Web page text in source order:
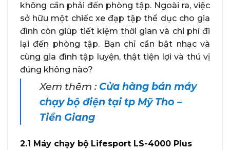
không cần phải đến phòng tập. Ngoài ra, việc
sở hữu một chiếc xe đạp tập thể dục cho gia
đình còn giúp tiết kiệm thời gian và chi phí đi
lại đến phòng tập. Bạn chỉ cần bật nhạc và
cùng gia đình tập luyện, thật tiện lợi và thú vị
đúng không nào?
Xem thêm : Cửa hàng bán máy
chạy bộ điện tại tp Mỹ Tho –
Tiền Giang
2.1 Máy chạy bộ Lifesport LS-4000 Plus